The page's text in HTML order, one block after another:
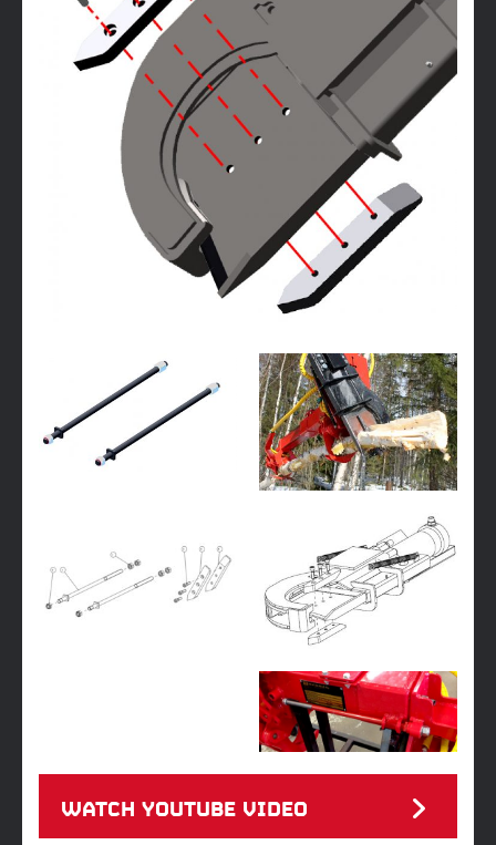
WATCH YOUTUBE VIDEO